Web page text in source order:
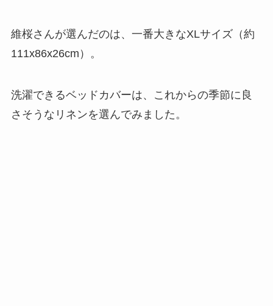
維桜さんが選んだのは、一番大きなXLサイズ（約
111x86x26cm）。
洗濯できるベッドカバーは、これからの季節に良
さそうなリネンを選んでみました。